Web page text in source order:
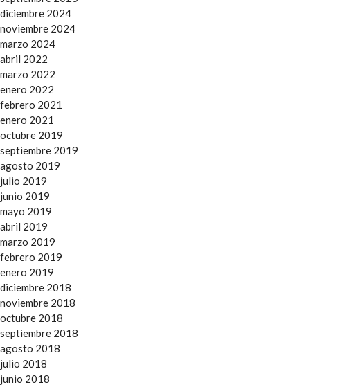
diciembre 2024
noviembre 2024
marzo 2024
abril 2022
marzo 2022
enero 2022
febrero 2021
enero 2021
octubre 2019
septiembre 2019
agosto 2019
julio 2019
junio 2019
mayo 2019
abril 2019
marzo 2019
febrero 2019
enero 2019
diciembre 2018
noviembre 2018
octubre 2018
septiembre 2018
agosto 2018
julio 2018
junio 2018